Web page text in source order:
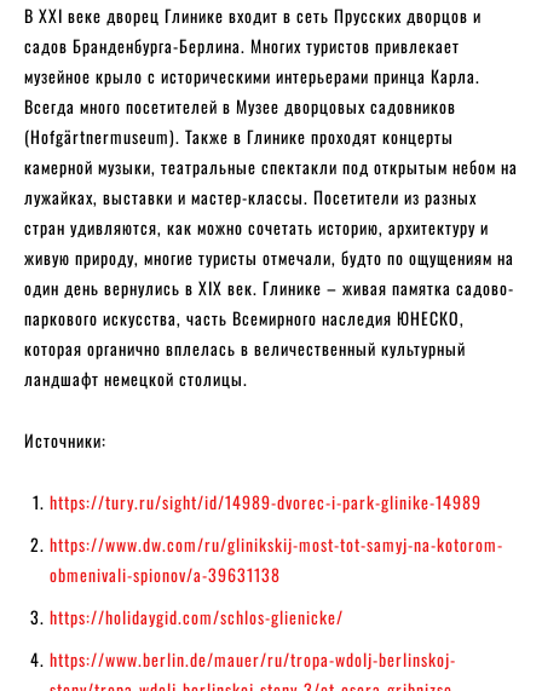
В XXI веке дворец Глинике входит в сеть Прусских дворцов и
садов Бранденбурга-Берлина. Многих туристов привлекает
музейное крыло с историческими интерьерами принца Карла.
Всегда много посетителей в Музее дворцовых садовников
(Hofgärtnermuseum). Также в Глинике проходят концерты
камерной музыки, театральные спектакли под открытым небом на
лужайках, выставки и мастер-классы. Посетители из разных
стран удивляются, как можно сочетать историю, архитектуру и
живую природу, многие туристы отмечали, будто по ощущениям на
один день вернулись в XIX век. Глинике – живая памятка садово-
паркового искусства, часть Всемирного наследия ЮНЕСКО,
которая органично вплелась в величественный культурный
ландшафт немецкой столицы.
Источники:
https://tury.ru/sight/id/14989-dvorec-i-park-glinike-14989
https://www.dw.com/ru/glinikskij-most-tot-samyj-na-kotorom-
obmenivali-spionov/a-39631138
https://holidaygid.com/schlos-glienicke/
https://www.berlin.de/mauer/ru/tropa-wdolj-berlinskoj-